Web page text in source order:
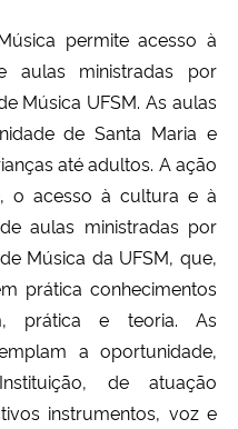
permite acesso à
aulas ministradas por
Música UFSM. As aulas
de Santa Maria e
até adultos. A ação
o acesso à cultura e à
aulas ministradas por
Música da UFSM, que,
prática conhecimentos
prática e teoria. As
a oportunidade,
de atuação
instrumentos, voz e